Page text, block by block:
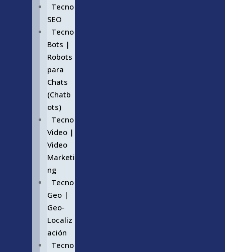
Tecno
SEO
Tecno
Bots |
Robots
para
Chats
(Chatb
ots)
Tecno
Video |
Video
Marketi
ng
Tecno
Geo |
Geo-
Localiz
ación
Tecno